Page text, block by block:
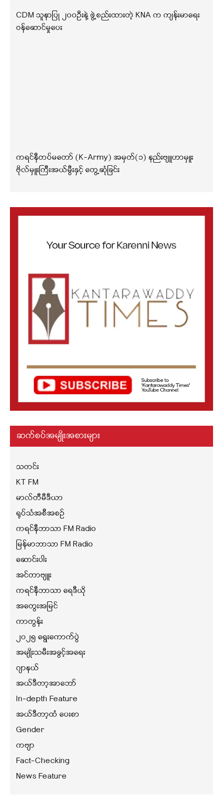
CDM သူနာပြု ၂၀၀ဦးနဲ့ ဖွဲ့စည်းထားတဲ့ KNA က ကျန်းမာရေး
ဝန်ဆောင်မှုပေး
ကရင်နီတပ်မတော် (K-Army) အမှတ်(၁) နည်းဗျူဟာမှူး
ဗိုလ်မှူးကြီးအယ်မွီးနှင့် တွေ့ဆုံခြင်း
ဆက်စပ်အမျိုးအစားများ
သတင်း
KT FM
မာလ်တီမီဒီယာ
ရုပ်သံအစီအစဉ်
ကရင်နီဘာသာ FM Radio
မြန်မာဘာသာ FM Radio
ဆောင်းပါး
အင်တာဗျူး
ကရင်နီဘာသာ ရေဒီယို
အတွေးအမြင်
ကာတွန်း
၂၀၂၅ ရွေးကောက်ပွဲ
အမျိုးသမီးအခွင့်အရေး
ဂျာနယ်
အယ်ဒီတာ့အာဘော်
In-depth Feature
အယ်ဒီတာ့ထံ ပေးစာ
Gender
ကဗျာ
Fact-Checking
News Feature